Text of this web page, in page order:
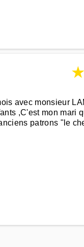
★
avec monsieur
,C'est mon mari
patrons "le